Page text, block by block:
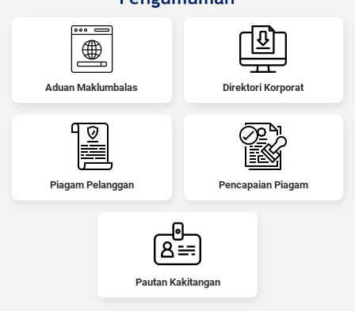
Aduan Maklumbalas Direktori Korporat
Piagam Pelanggan Pencapaian Piagam
Pautan Kakitangan